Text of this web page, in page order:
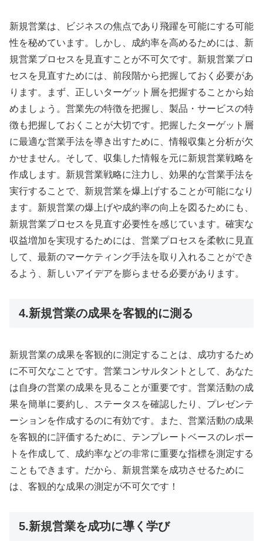
新規営業は、ビジネスの焦点であり飛躍を可能にする可能
性を秘めています。しかし、成約率を高めるためには、新
規営業プロセスを見直すことが不可欠です。新規営業プロ
セスを見直すためには、前段階から把握しておく必要があ
ります。まず、正しいターゲット層を把握することから始
めましょう。営業先の特徴を把握し、製品・サービスの特
徴も把握しておくことが大切です。把握したターゲット層
に最適な営業手法を導き出すために、情報収集と分析が欠
かせません。そして、収集した情報を元に新規営業戦略を
作成します。新規営業戦略に注力し、効果的な営業手法を
実行することで、新規営業を爆上げすることが可能になり
ます。新規営業の爆上げや成約率の向上を図るためにも、
新規営業プロセスを見直す必要性を感じています。確実な
収益増加を実現するためには、営業プロセスを柔軟に見直
して、最新のマーケティング手法を取り入れることができ
るよう、新しいアイデアを膨らませる必要があります。
4.新規営業の成果を客観的に測る
新規営業の成果を客観的に測定することは、成功するため
に不可欠なことです。営業コンサルタントとして、あなた
は自身の営業の成果を見ることが重要です。営業活動の成
果を簡単に要約し、ステータスを確認したり、プレゼンテ
ーションを作成するのに有効です。また、営業活動の成果
を客観的に評価するために、テンプレートベースのレポー
トを作成して、成約率などの非常に重要な指標を測定する
こともできます。だから、新規営業を成功させるために
は、客観的な成果の測定が不可欠です！
5.新規営業を成功に導く学び